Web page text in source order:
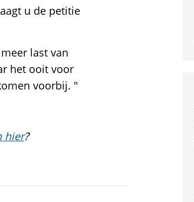
u de petitie
last van
het ooit voor
voorbij. "
hier?